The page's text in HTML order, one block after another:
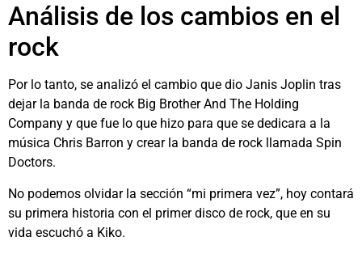
Análisis de los cambios en el
rock
Por lo tanto, se analizó el cambio que dio Janis Joplin tras
dejar la banda de rock Big Brother And The Holding
Company y que fue lo que hizo para que se dedicara a la
música Chris Barron y crear la banda de rock llamada Spin
Doctors.
No podemos olvidar la sección “mi primera vez”, hoy contará
su primera historia con el primer disco de rock, que en su
vida escuchó a Kiko.